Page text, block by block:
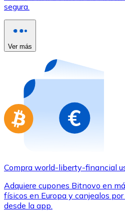
Nuevo
Ir a la tienda de tarjetas
segura.
Ver más
Compra world-liberty-financial
Adquiere cupones Bitnovo en
físicos en Europa y canjealos
desde la app.